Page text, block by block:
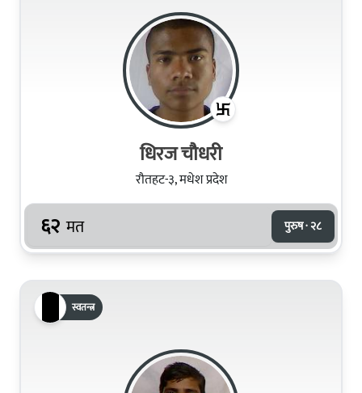
धिरज चौधरी
रौतहट-३, मधेश प्रदेश
६२ मत पुरुष · २८
स्वतन्त्र